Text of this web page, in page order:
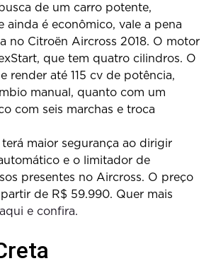
de um carro potente,
ainda é econômico, vale a pena
no Citroën Aircross 2018. O motor
que tem quatro cilindros. O
render até 115 cv de potência,
manual, quanto com um
com seis marchas e troca
maior segurança ao dirigir
e o limitador de
presentes no Aircross. O preço
de R$ 59.990. Quer mais
e confira.